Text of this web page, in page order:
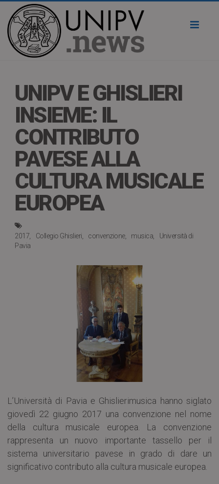
UNIPV E GHISLIERI
INSIEME: IL
CONTRIBUTO
PAVESE ALLA
CULTURA MUSICALE
EUROPEA
2017 Collegio Ghislieri convenzione musica
Università di
Pavia
L’Università di Pavia e Ghislierimusica hanno siglato
giovedì 22 giugno 2017 una convenzione nel nome
della cultura musicale europea. La convenzione
rappresenta un nuovo importante tassello per il
sistema universitario pavese in grado di dare un
significativo contributo alla cultura musicale europea.